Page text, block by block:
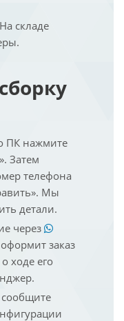
складе
ПК нажмите
Затем
телефона
Мы
детали.
через
заказ
ходе его